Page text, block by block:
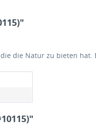
die Natur zu bieten